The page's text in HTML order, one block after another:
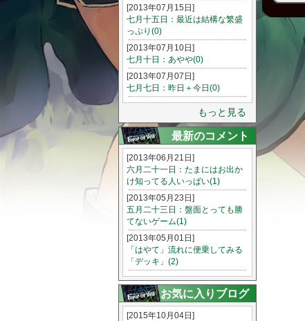
[2013年07月15日]
七月十五日：最近は結構な繁盛
っぷり(0)
[2013年07月10日]
七月十日：あやや(0)
[2013年07月07日]
七月七日：昨日＋今日(0)
もっと見る
最新のコメント
[2013年06月21日]
六月二十一日：たまにはお出か
け知ってる人いっぱい(1)
[2013年05月23日]
五月二十三日：盤面とっても勝
てないゲーム(1)
[2013年05月01日]
「はやて」流れに便乗してみる
「デッキ」(2)
お気に入りブログ
[2015年10月04日]